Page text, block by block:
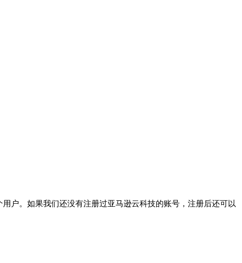
户。如果我们还没有注册过亚马逊云科技的账号，注册后还可以